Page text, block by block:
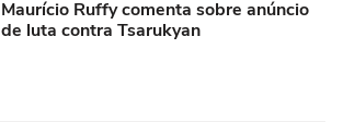
Maurício Ruffy comenta sobre anúncio
de luta contra Tsarukyan